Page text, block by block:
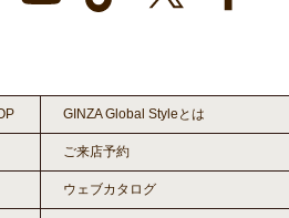
GINZA Global Styleとは
ご来店予約
ウェブカタログ